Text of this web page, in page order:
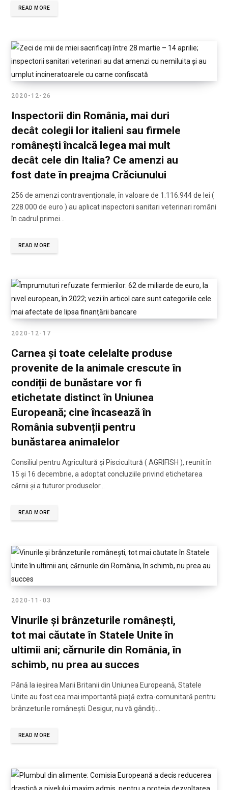
READ MORE
2020-12-26
Inspectorii din România, mai duri
decât colegii lor italieni sau firmele
românești încalcă legea mai mult
decât cele din Italia? Ce amenzi au
fost date în preajma Crăciunului
256 de amenzi contravenţionale, în valoare de 1.116.944 de lei (
228.000 de euro ) au aplicat inspectorii sanitari veterinari români
în cadrul primei…
READ MORE
2020-12-17
Carnea și toate celelalte produse
provenite de la animale crescute în
condiții de bunăstare vor fi
etichetate distinct în Uniunea
Europeană; cine încasează în
România subvenții pentru
bunăstarea animalelor
Consiliul pentru Agricultură și Piscicultură ( AGRIFISH ), reunit în
15 și 16 decembrie, a adoptat concluziile privind etichetarea
cărnii și a tuturor produselor…
READ MORE
2020-11-03
Vinurile și brânzeturile românești,
tot mai căutate în Statele Unite în
ultimii ani; cărnurile din România, în
schimb, nu prea au succes
Până la ieșirea Marii Britanii din Uniunea Europeană, Statele
Unite au fost cea mai importantă piață extra-comunitară pentru
brânzeturile românești. Desigur, nu vă gândiți…
READ MORE